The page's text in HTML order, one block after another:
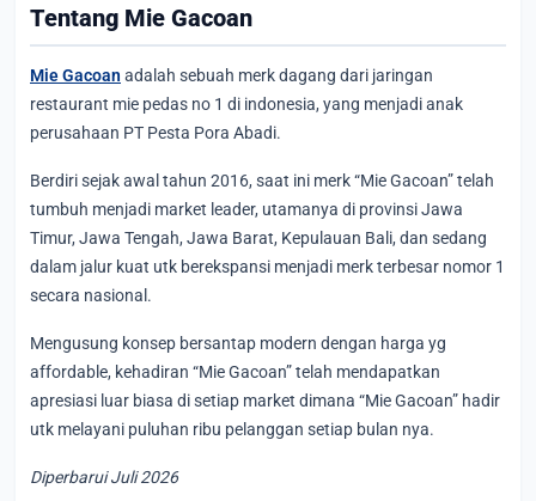
Tentang Mie Gacoan
Mie Gacoan adalah sebuah merk dagang dari jaringan
restaurant mie pedas no 1 di indonesia, yang menjadi anak
perusahaan PT Pesta Pora Abadi.
Berdiri sejak awal tahun 2016, saat ini merk “Mie Gacoan” telah
tumbuh menjadi market leader, utamanya di provinsi Jawa
Timur, Jawa Tengah, Jawa Barat, Kepulauan Bali, dan sedang
dalam jalur kuat utk berekspansi menjadi merk terbesar nomor 1
secara nasional.
Mengusung konsep bersantap modern dengan harga yg
affordable, kehadiran “Mie Gacoan” telah mendapatkan
apresiasi luar biasa di setiap market dimana “Mie Gacoan” hadir
utk melayani puluhan ribu pelanggan setiap bulan nya.
Diperbarui Juli 2026